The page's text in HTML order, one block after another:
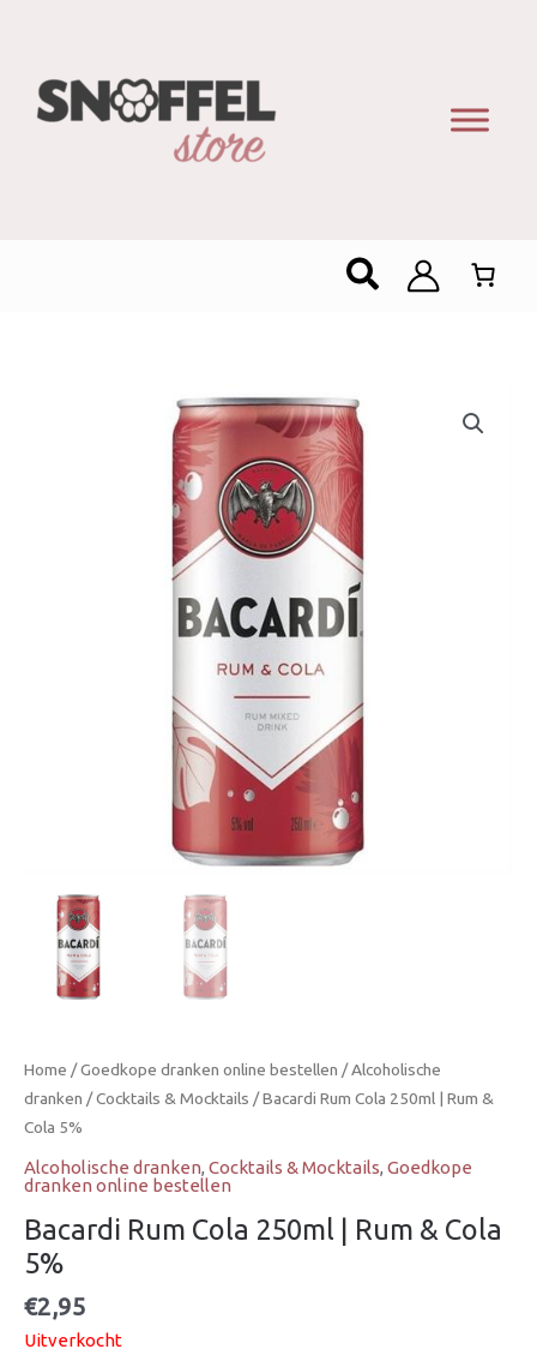
Zoeken
Home /Goedkope dranken online bestellen /Alcoholische
dranken /Cocktails & Mocktails / Bacardi Rum Cola 250ml | Rum &
Cola 5%
Alcoholische dranken, Cocktails & Mocktails, Goedkope
dranken online bestellen
Bacardi Rum Cola 250ml | Rum & Cola
5%
€2,95
Uitverkocht